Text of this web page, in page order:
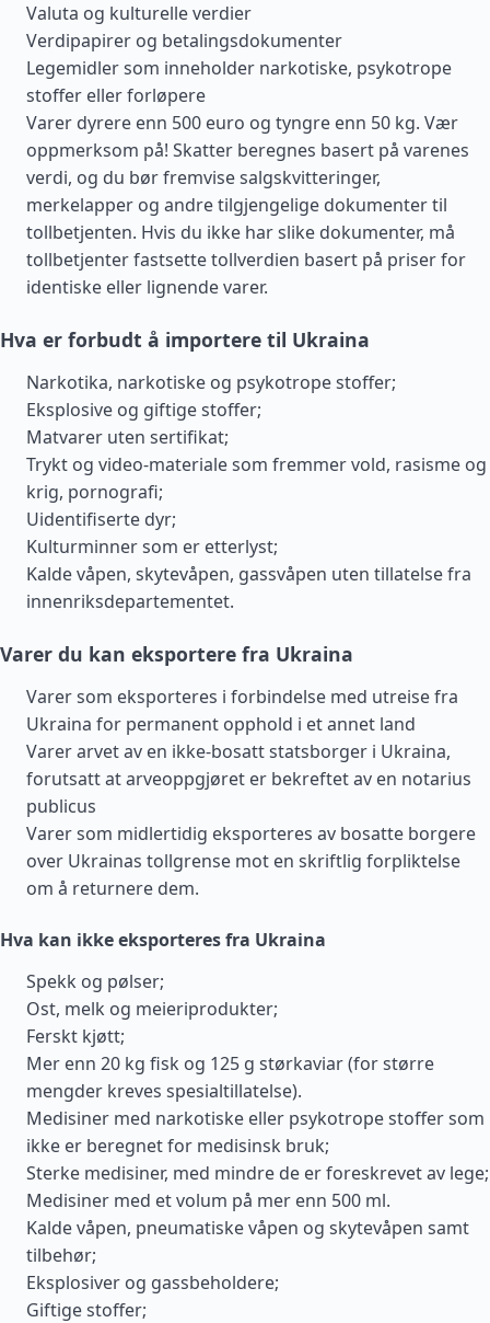
Valuta og kulturelle verdier
Verdipapirer og betalingsdokumenter
Legemidler som inneholder narkotiske, psykotrope
stoffer eller forløpere
Varer dyrere enn 500 euro og tyngre enn 50 kg. Vær
oppmerksom på! Skatter beregnes basert på varenes
verdi, og du bør fremvise salgskvitteringer,
merkelapper og andre tilgjengelige dokumenter til
tollbetjenten. Hvis du ikke har slike dokumenter, må
tollbetjenter fastsette tollverdien basert på priser for
identiske eller lignende varer.
Hva er forbudt å importere til Ukraina
Narkotika, narkotiske og psykotrope stoffer;
Eksplosive og giftige stoffer;
Matvarer uten sertifikat;
Trykt og video-materiale som fremmer vold, rasisme og
krig, pornografi;
Uidentifiserte dyr;
Kulturminner som er etterlyst;
Kalde våpen, skytevåpen, gassvåpen uten tillatelse fra
innenriksdepartementet.
Varer du kan eksportere fra Ukraina
Varer som eksporteres i forbindelse med utreise fra
Ukraina for permanent opphold i et annet land
Varer arvet av en ikke-bosatt statsborger i Ukraina,
forutsatt at arveoppgjøret er bekreftet av en notarius
publicus
Varer som midlertidig eksporteres av bosatte borgere
over Ukrainas tollgrense mot en skriftlig forpliktelse
om å returnere dem.
Hva kan ikke eksporteres fra Ukraina
Spekk og pølser;
Ost, melk og meieriprodukter;
Ferskt kjøtt;
Mer enn 20 kg fisk og 125 g størkaviar (for større
mengder kreves spesialtillatelse).
Medisiner med narkotiske eller psykotrope stoffer som
ikke er beregnet for medisinsk bruk;
Sterke medisiner, med mindre de er foreskrevet av lege;
Medisiner med et volum på mer enn 500 ml.
Kalde våpen, pneumatiske våpen og skytevåpen samt
tilbehør;
Eksplosiver og gassbeholdere;
Giftige stoffer;